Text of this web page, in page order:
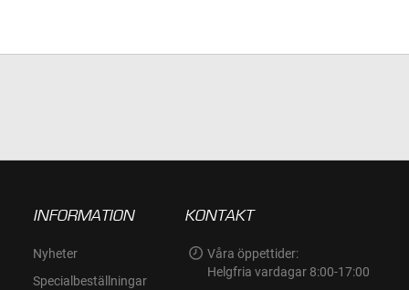
INFORMATION
Nyheter
Specialbeställningar
KONTAKT
Våra öppettider:
Helgfria vardagar 8:00-17:00